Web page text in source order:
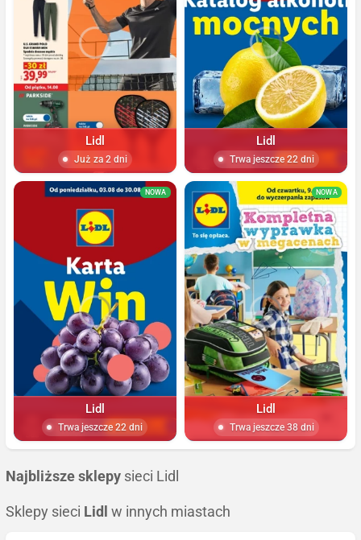
Lidl
Już za 2 dni
Lidl
Trwa jeszcze 22 dni
NOWA
Lidl
Trwa jeszcze 22 dni
NOWA
Lidl
Trwa jeszcze 38 dni
Najbliższe sklepy sieci Lidl
Sklepy sieci Lidl w innych miastach